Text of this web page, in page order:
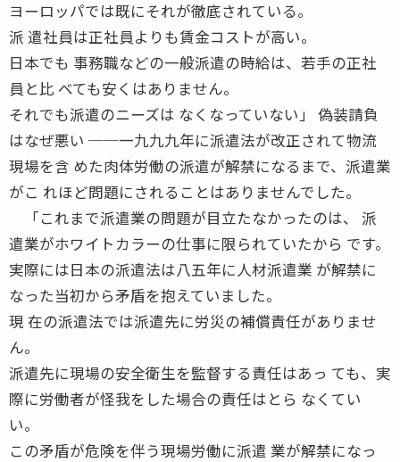
ヨーロッパでは既にそれが徹底されている。
派 遣社員は正社員よりも賃金コストが高い。
日本でも 事務職などの一般派遣の時給は、若手の正社
員と比 べても安くはありません。
それでも派遣のニーズは なくなっていない」 偽装請負
はなぜ悪い ──一九九九年に派遣法が改正されて物流
現場を含 めた肉体労働の派遣が解禁になるまで、派遣業
がこ れほど問題にされることはありませんでした。
「これまで派遣業の問題が目立たなかったのは、 派
遣業がホワイトカラーの仕事に限られていたから です。
実際には日本の派遣法は八五年に人材派遣業 が解禁に
なった当初から矛盾を抱えていました。
現 在の派遣法では派遣先に労災の補償責任がありませ
ん。
派遣先に現場の安全衛生を監督する責任はあっ ても、実
際に労働者が怪我をした場合の責任はとら なくてい
い。
この矛盾が危険を伴う現場労働に派遣 業が解禁になっ